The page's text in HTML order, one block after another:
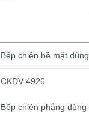
Bếp chiên bề mặt
CKDV-4926
Bếp chiên phẳng dùng